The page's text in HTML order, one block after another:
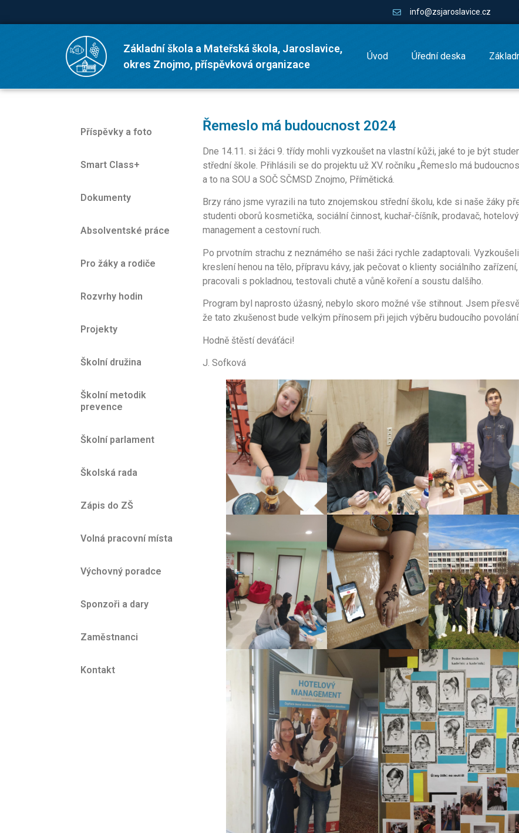
info@zsjaroslavice.cz
Základní škola a Mateřská škola, Jaroslavice,
okres Znojmo, příspěvková organizace
Úvod Úřední deska
Příspěvky a foto
Smart Class+
Dokumenty
Absolventské práce
Pro žáky a rodiče
Rozvrhy hodin
Projekty
Školní družina
Školní metodik
prevence
Školní parlament
Školská rada
Zápis do ZŠ
Volná pracovní místa
Výchovný poradce
Sponzoři a dary
Zaměstnanci
Kontakt
Řemeslo má budoucnost 2024
Dne 14.11. si žáci 9. třídy mohli vyzkoušet na vlastní kůži, jaké to je být
střední škole. Přihlásili se do projektu už XV. ročníku „Řemeslo má
a to na SOU a SOČ SČMSD Znojmo, Přímětická.
Brzy ráno jsme vyrazili na tuto znojemskou střední školu, kde si naše žáky
studenti oborů kosmetička, sociální činnost, kuchař-číšník, prodavač, hotelový
management a cestovní ruch.
Po prvotním strachu z neznámého se naši žáci rychle zadaptovali.
kreslení henou na tělo, přípravu kávy, jak pečovat o klienty sociálního zařízení,
pracovali s pokladnou, testovali chutě a vůně koření a soustu dalšího.
Program byl naprosto úžasný, nebylo skoro možné vše stihnout. Jsem
že tato zkušenost bude velkým přínosem při jejich výběru budoucího povolání.
Hodně štěstí deváťáci!
J. Sofková